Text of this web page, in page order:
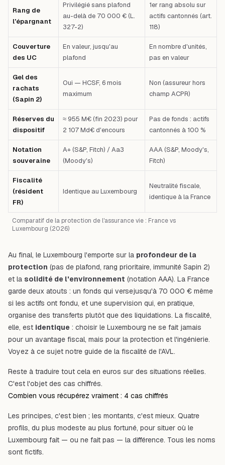
Comparatif de la protection de l'assurance vie : France vs
Luxembourg (2026)
Rang de
l'épargnant
Privilégié sans plafond
au-delà de 70 000 € (L.
327-2)
1er rang absolu sur
actifs cantonnés (art.
118)
Couverture
des UC
En valeur, jusqu'au
plafond
En nombre d'unités,
pas en valeur
Gel des
rachats
(Sapin 2)
Oui — HCSF, 6 mois
maximum
Non (assureur hors
champ ACPR)
Réserves du
dispositif
≈ 955 M€ (fin 2023) pour
2 107 Md€ d'encours
Pas de fonds : actifs
cantonnés à 100 %
Notation
souveraine
A+ (S&P, Fitch) / Aa3
(Moody's)
AAA (S&P, Moody's,
Fitch)
Fiscalité
(résident
FR)
Identique au Luxembourg
Neutralité fiscale,
identique à la France
Au final, le Luxembourg l'emporte sur la profondeur de la
protection (pas de plafond, rang prioritaire, immunité Sapin 2)
et la solidité de l'environnement (notation AAA). La France
garde deux atouts : un fonds qui versejusqu'à 70 000 € même
si les actifs ont fondu, et une supervision qui, en pratique,
organise des transferts plutôt que des liquidations. La fiscalité,
elle, est identique : choisir le Luxembourg ne se fait jamais
pour un avantage fiscal, mais pour la protection et l'ingénierie.
Voyez à ce sujet notre guide de la fiscalité de l'AVL.
Reste à traduire tout cela en euros sur des situations réelles.
C'est l'objet des cas chiffrés.
Combien vous récupérez vraiment : 4 cas chiffrés
Les principes, c'est bien ; les montants, c'est mieux. Quatre
profils, du plus modeste au plus fortuné, pour situer où le
Luxembourg fait — ou ne fait pas — la différence. Tous les noms
sont fictifs.